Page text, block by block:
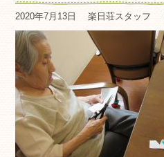
2020年7月13日 楽日荘スタッフ